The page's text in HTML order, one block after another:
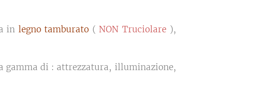
in legno tamburato ( NON Truciolare),
gamma di : attrezzatura, illuminazione,